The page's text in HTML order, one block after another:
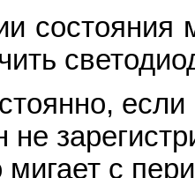
состояния
не
с